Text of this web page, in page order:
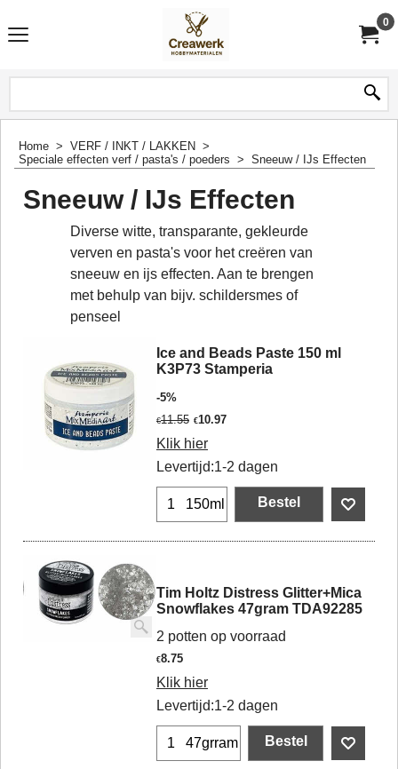
0
Home > VERF / INKT / LAKKEN >
Speciale effecten verf / pasta's / poeders > Sneeuw / IJs Effecten
Sneeuw / IJs Effecten
Diverse witte, transparante, gekleurde
verven en pasta's voor het creëren van
sneeuw en ijs effecten. Aan te brengen
met behulp van bijv. schildersmes of
penseel
Ice and Beads Paste 150 ml
K3P73 Stamperia
-5%
€11.55 €10.97
Klik hier
Levertijd:1-2 dagen
150ml Bestel
Tim Holtz Distress Glitter+Mica
Snowflakes 47gram TDA92285
2 potten op voorraad
€8.75
Klik hier
Levertijd:1-2 dagen
47grram Bestel